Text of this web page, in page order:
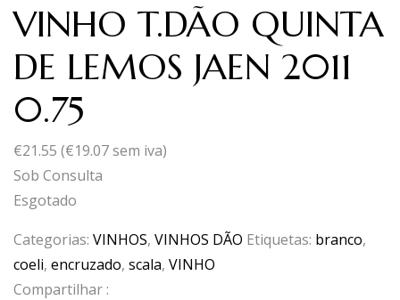
VINHO T.DÃO QUINTA
DE LEMOS JAEN 2011
0.75
€21.55 (€19.07sem iva)
Sob Consulta
Esgotado
Categorias: VINHOS, VINHOS DÃO Etiquetas: branco,
coeli, encruzado, scala, VINHO
Compartilhar :